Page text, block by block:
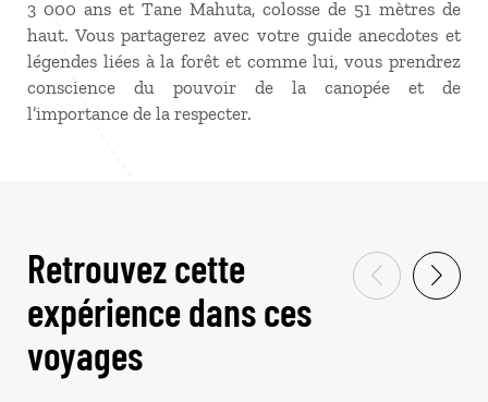
3 000 ans et Tane Mahuta, colosse de 51 mètres de
haut. Vous partagerez avec votre guide anecdotes et
légendes liées à la forêt et comme lui, vous prendrez
conscience du pouvoir de la canopée et de
l’importance de la respecter.
Retrouvez cette
expérience dans ces
voyages